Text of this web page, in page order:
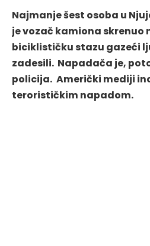
Najmanje šest osoba u
je vozač kamiona skrenuo
biciklističku stazu gazeći
zadesili. Napadača je,
policija. Američki mediji
terorističkim napadom.